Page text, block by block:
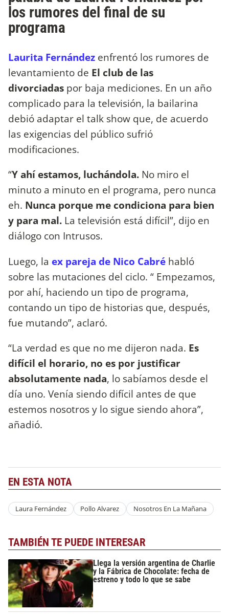
los rumores del final de su
programa
Laurita Fernández enfrentó los rumores de
levantamiento de El club de las
divorciadas por baja mediciones. En un año
complicado para la televisión, la bailarina
debió adaptar el talk show que, de acuerdo
las exigencias del público sufrió
modificaciones.
“Y ahí estamos, luchándola. No miro el
minuto a minuto en el programa, pero nunca
eh. Nunca porque me condiciona para bien
y para mal. La televisión está difícil”, dijo en
diálogo con Intrusos.
Luego, la ex pareja de Nico Cabré habló
sobre las mutaciones del ciclo. “ Empezamos,
por ahí, haciendo un tipo de programa,
contando un tipo de historias que, después,
fue mutando”, aclaró.
“La verdad es que no me dijeron nada. Es
difícil el horario, no es por justificar
absolutamente nada, lo sabíamos desde el
día uno. Venía siendo difícil antes de que
estemos nosotros y lo sigue siendo ahora”,
añadió.
EN ESTA NOTA
Laura Fernández Pollo Alvarez Nosotros En La Mañana
TAMBIÉN TE PUEDE INTERESAR
Llega la versión argentina de Charlie
y la Fábrica de Chocolate: fecha de
estreno y todo lo que se sabe